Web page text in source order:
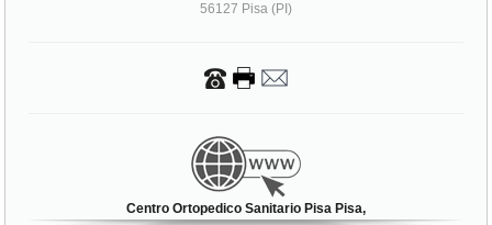
56127 Pisa (PI)
Centro Ortopedico Sanitario Pisa Pisa,